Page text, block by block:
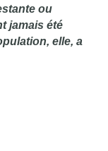
ou
jamais été
elle, a